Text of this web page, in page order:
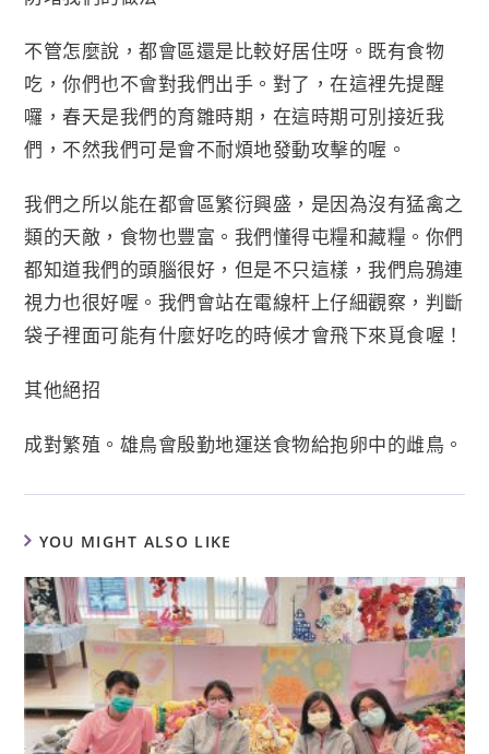
不管怎麼說，都會區還是比較好居住呀。既有食物
吃，你們也不會對我們出手。對了，在這裡先提醒
囉，春天是我們的育雛時期，在這時期可別接近我
們，不然我們可是會不耐煩地發動攻擊的喔。
我們之所以能在都會區繁衍興盛，是因為沒有猛禽之
類的天敵，食物也豐富。我們懂得屯糧和藏糧。你們
都知道我們的頭腦很好，但是不只這樣，我們烏鴉連
視力也很好喔。我們會站在電線杆上仔細觀察，判斷
袋子裡面可能有什麼好吃的時候才會飛下來覓食喔！
其他絕招
成對繁殖。雄鳥會殷勤地運送食物給抱卵中的雌鳥。
YOU MIGHT ALSO LIKE